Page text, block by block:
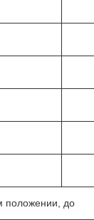
положении, до